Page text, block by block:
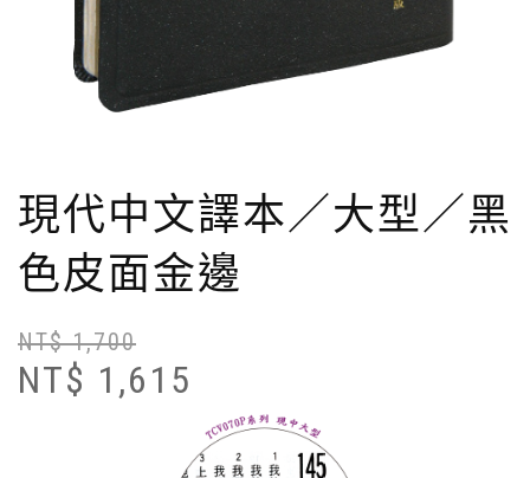
現代中文譯本／大型／黑
色皮面金邊
NT$1,700
NT$ 1,615